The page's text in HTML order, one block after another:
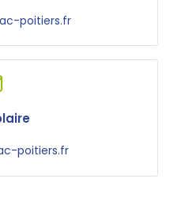
poitiers.fr
poitiers.fr